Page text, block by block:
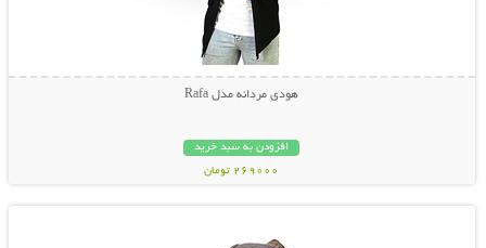
هودی مردانه مدل Rafa
افزودن به سبد خرید
269000 تومان
نمایش توضیحات بیشتر